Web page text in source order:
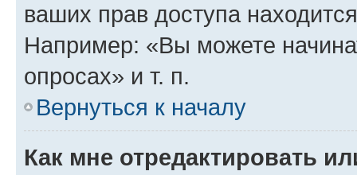
ваших прав доступа
Например: «Вы можете
опросах» и т. п.
Вернуться к началу
Как мне отредактировать